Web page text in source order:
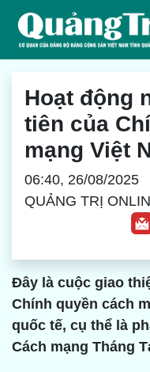
Hoạt động
tiên của
mạng Việt
06:40, 26/08/2025
QUẢNG TRỊ
Đây là cuộc giao
Chính quyền cách
quốc tế, cụ thể là
Cách mạng Tháng